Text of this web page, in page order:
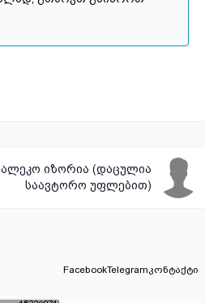
ალეკო იზორია (დაცულია
საავტორო უფლებით)
FacebookTelegramკონტაქტი